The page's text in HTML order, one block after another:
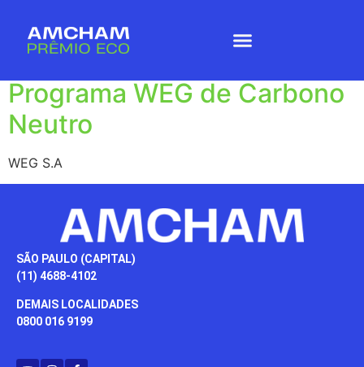
Empresa: WEG S.A
Programa WEG de Carbono
Neutro
WEG S.A
SÃO PAULO (CAPITAL)
(11) 4688-4102
DEMAIS LOCALIDADES
0800 016 9199